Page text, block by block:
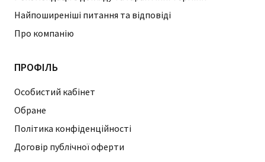
Найпоширеніші питання та відповіді
Про компанію
ПРОФІЛЬ
Особистий кабінет
Обране
Політика конфіденційності
Договір публічної оферти